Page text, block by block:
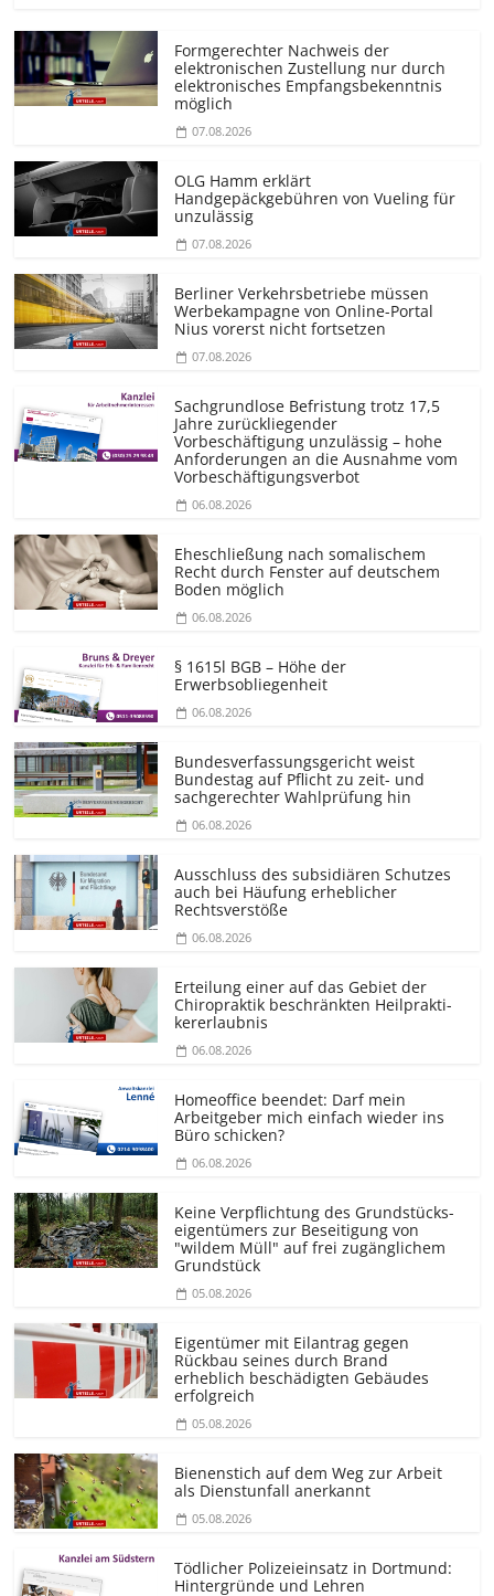
Formgerechter Nachweis der
elektronischen Zustellung nur durch
elektronisches Empfangsbekenntnis
möglich
07.08.2026
OLG Hamm erklärt
Handgepäckgebühren von Vueling für
unzulässig
07.08.2026
Berliner Verkehrsbetriebe müssen
Werbekampagne von Online-Portal
Nius vorerst nicht fortsetzen
07.08.2026
Sachgrundlose Befristung trotz 17,5
Jahre zurückliegender
Vorbeschäftigung unzulässig – hohe
Anforderungen an die Ausnahme vom
Vorbeschäf­tigungsverbot
06.08.2026
Eheschließung nach somalischem
Recht durch Fenster auf deutschem
Boden möglich
06.08.2026
§ 1615l BGB – Höhe der
Erwerbsobliegenheit
06.08.2026
Bundesver­fassungsgericht weist
Bundestag auf Pflicht zu zeit- und
sachgerechter Wahlprüfung hin
06.08.2026
Ausschluss des subsidiären Schutzes
auch bei Häufung erheblicher
Rechtsverstöße
06.08.2026
Erteilung einer auf das Gebiet der
Chiropraktik beschränkten Heilprakti­
kererlaubnis
06.08.2026
Homeoffice beendet: Darf mein
Arbeitgeber mich einfach wieder ins
Büro schicken?
06.08.2026
Keine Verpflichtung des Grundstücks­
eigentümers zur Beseitigung von
"wildem Müll" auf frei zugänglichem
Grundstück
05.08.2026
Eigentümer mit Eilantrag gegen
Rückbau seines durch Brand
erheblich beschädigten Gebäudes
erfolgreich
05.08.2026
Bienenstich auf dem Weg zur Arbeit
als Dienstunfall anerkannt
05.08.2026
Tödlicher Polizeieinsatz in Dortmund:
Hintergründe und Lehren